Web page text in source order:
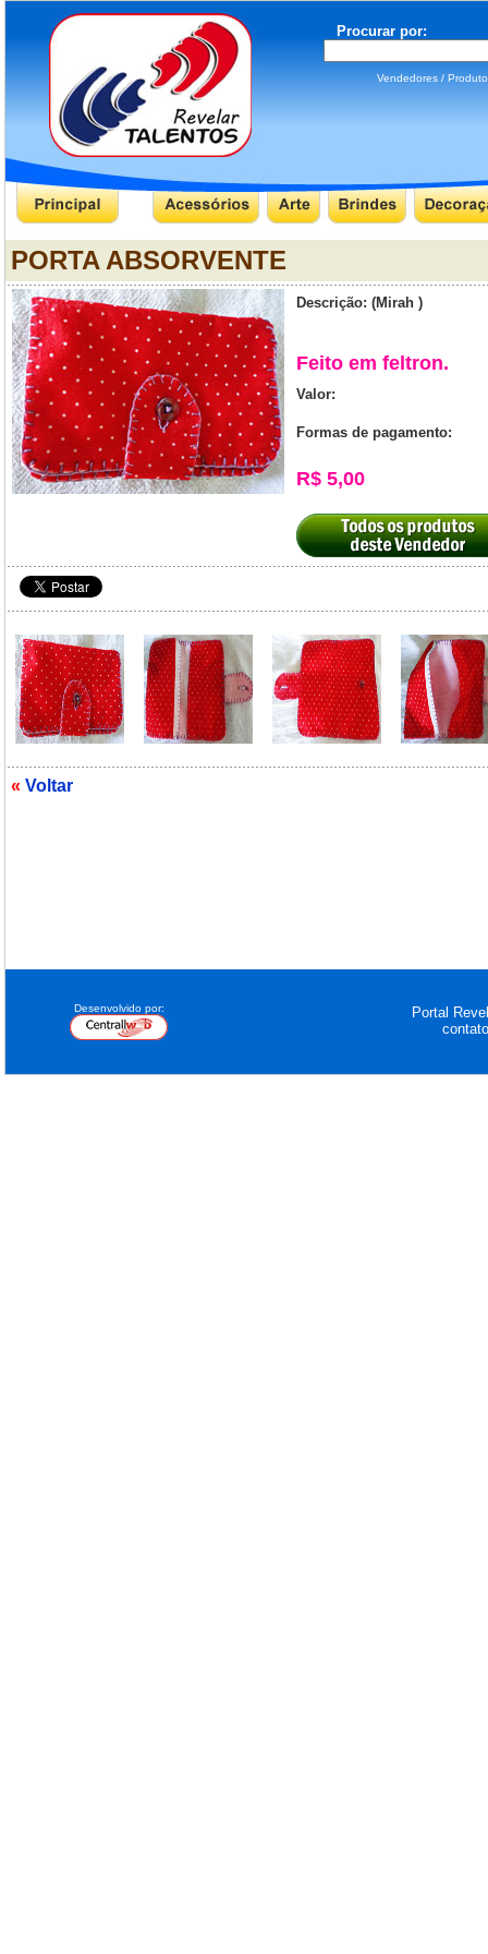
Procurar por:
Vendedores /
PORTA ABSORVENTE
Descrição: (Mirah )
Feito em feltron.
Valor:
Formas de pagamento:
R$ 5,00
« Voltar
Desenvolvido por:
Portal